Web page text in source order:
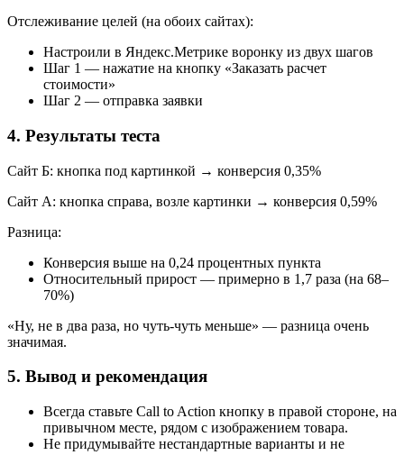
Отслеживание целей (на обоих сайтах):
Настроили в Яндекс.Метрике воронку из двух шагов
Шаг 1 — нажатие на кнопку «Заказать расчет
стоимости»
Шаг 2 — отправка заявки
4. Результаты теста
Сайт Б: кнопка под картинкой → конверсия 0,35%
Сайт А: кнопка справа, возле картинки → конверсия 0,59%
Разница:
Конверсия выше на 0,24 процентных пункта
Относительный прирост — примерно в 1,7 раза (на 68–
70%)
«Ну, не в два раза, но чуть-чуть меньше» — разница очень
значимая.
5. Вывод и рекомендация
Всегда ставьте Call to Action кнопку в правой стороне, на
привычном месте, рядом с изображением товара.
Не придумывайте нестандартные варианты и не